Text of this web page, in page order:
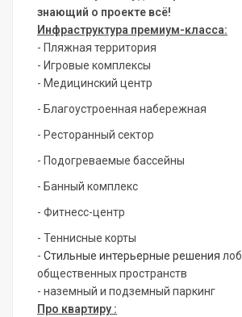
знающий о проекте всё!
Инфраструктура премиум-класса:
- Пляжная территория
- Игровые комплексы
- Медицинский центр
- Благоустроенная набережная
- Ресторанный сектор
- Подогреваемые бассейны
- Банный комплекс
- Фитнесс-центр
- Теннисные корты
- Стильные интерьерные решения
общественных пространств
- наземный и подземный паркинг
Про квартиру :